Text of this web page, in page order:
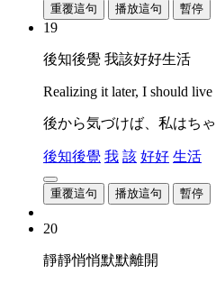
重覆這句 播放這句 暫停
19
後知後覺 我該好好生活
Realizing it later, I should
後から気づけば、私はち
後知後覺 我 該 好好 生活
重覆這句 播放這句 暫停
20
靜靜悄悄默默離開